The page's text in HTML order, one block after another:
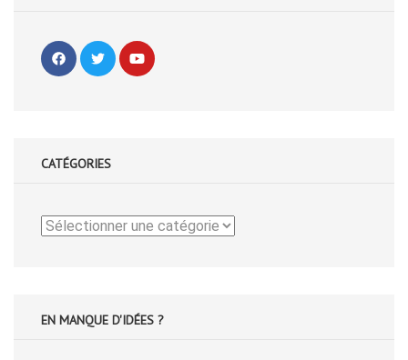
CATÉGORIES
Catégories
EN MANQUE D'IDÉES ?